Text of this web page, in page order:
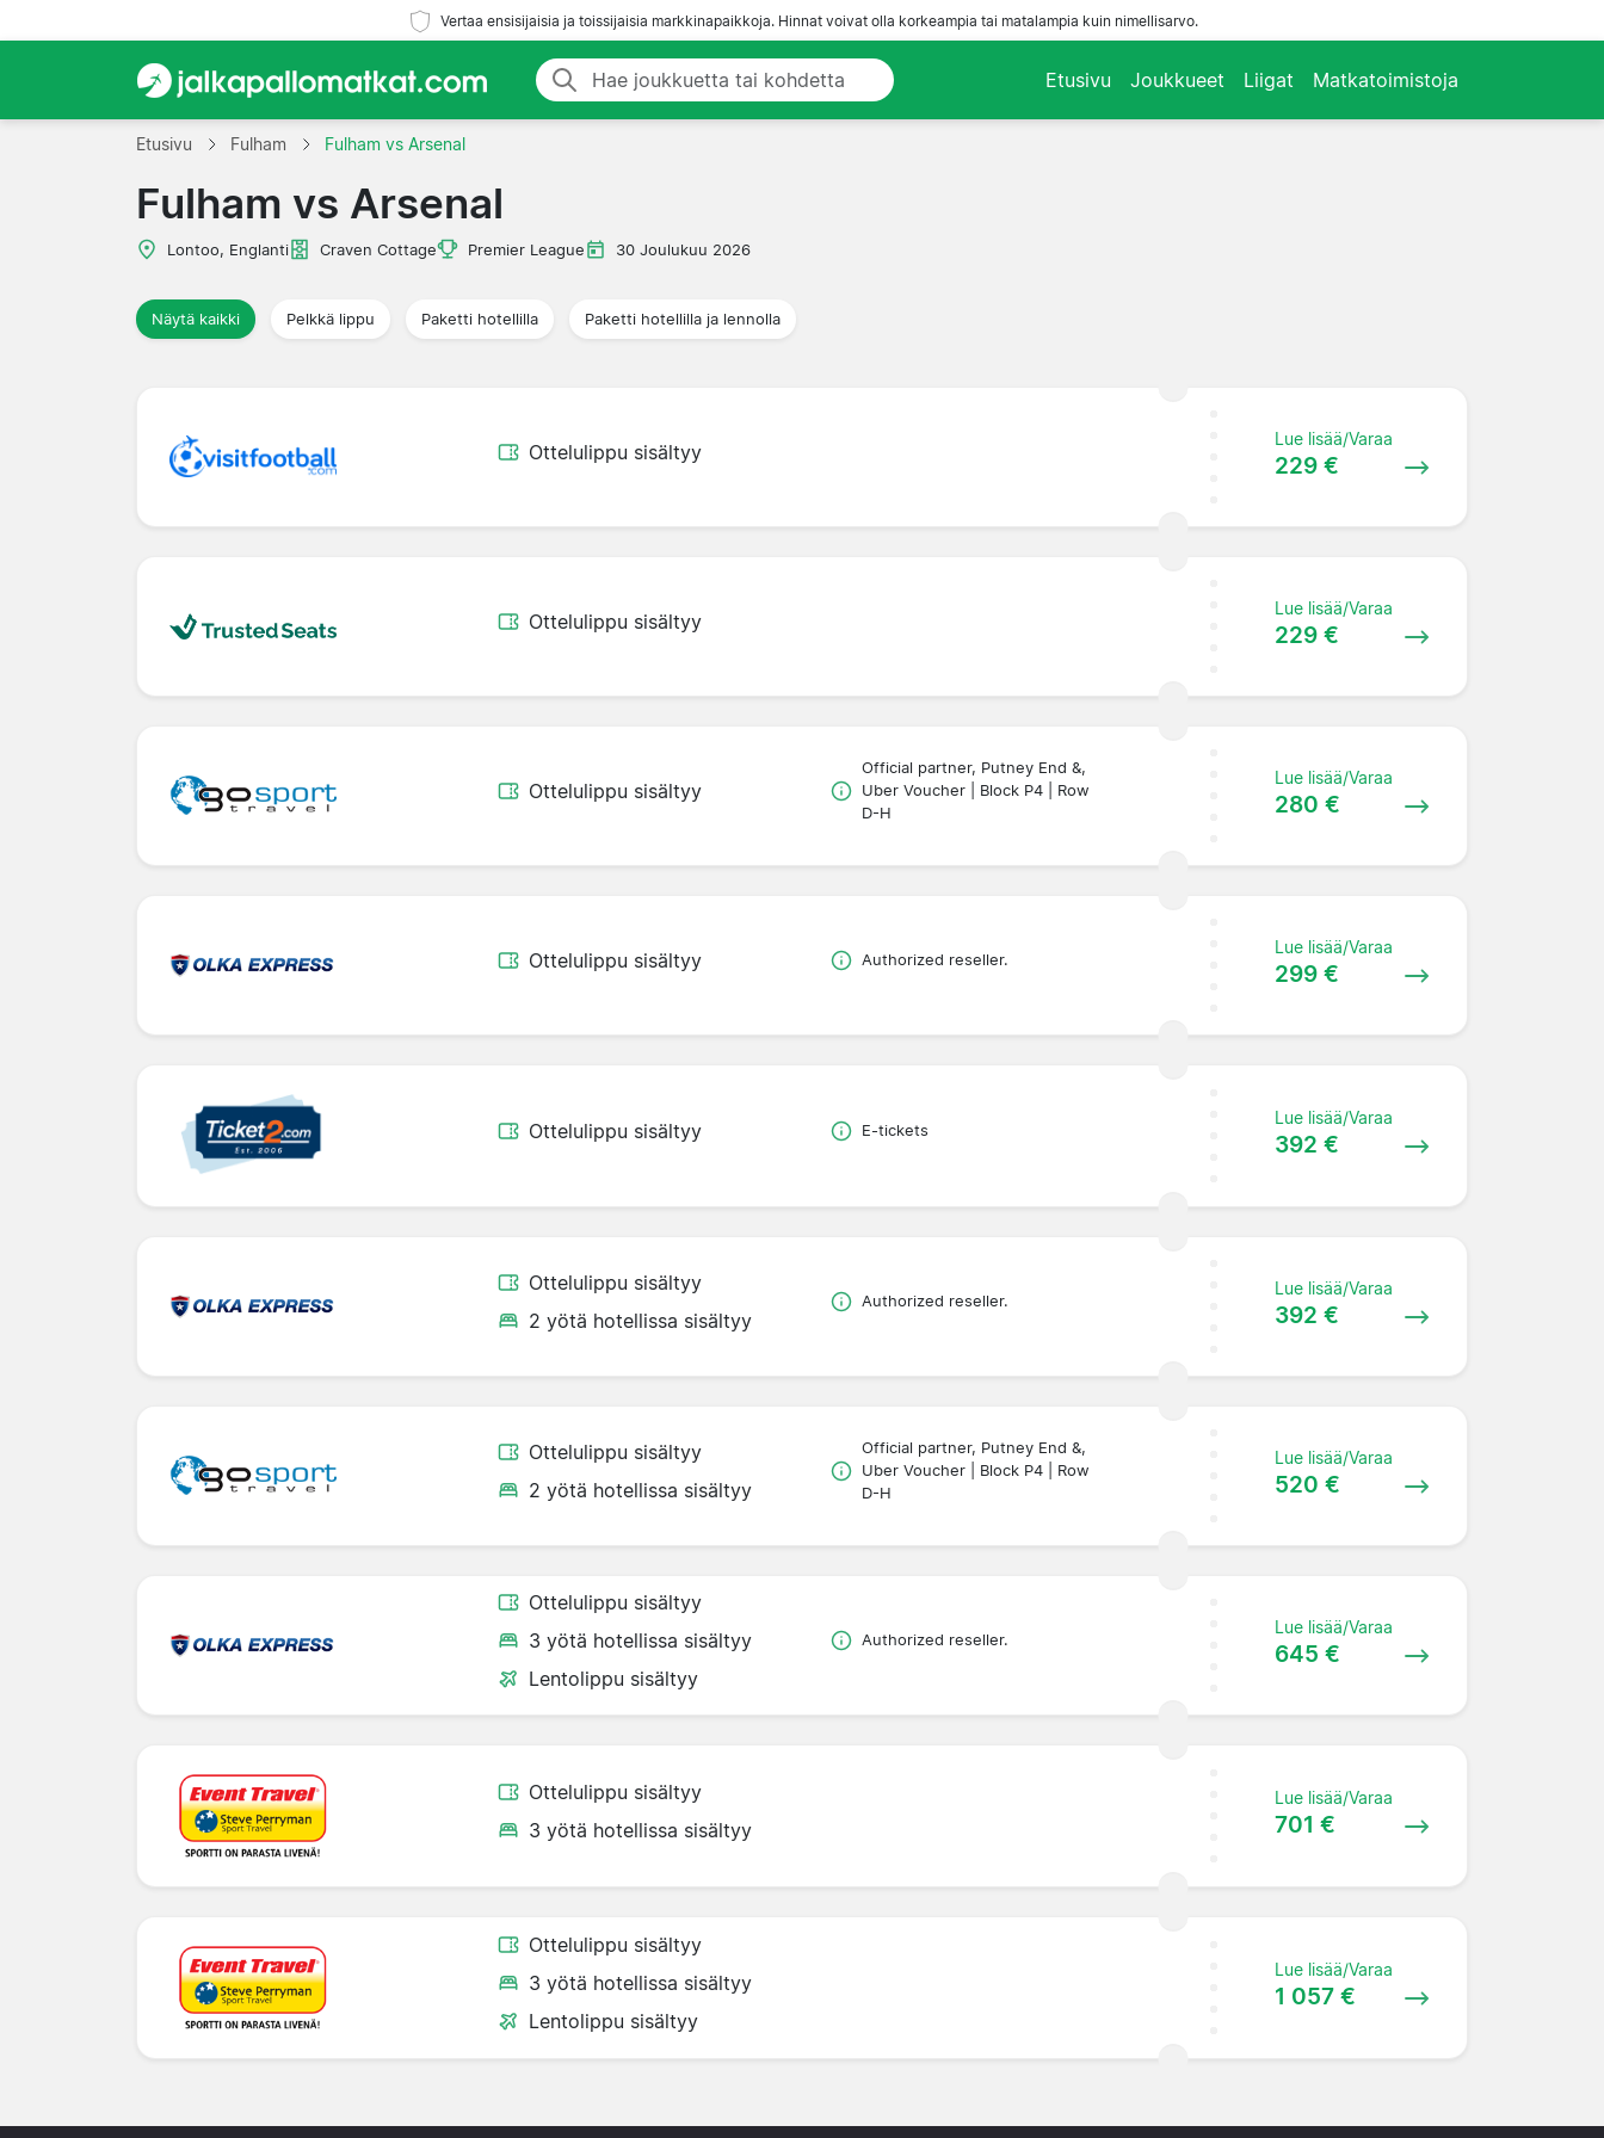
Vertaa ensisijaisia ja toissijaisia markkinapaikkoja. Hinnat voivat olla korkeampia tai matalampia kuin nimellisarvo.
Etusivu Joukkueet Liigat Matkatoimistoja
Etusivu Fulham Fulham vs Arsenal
Fulham vs Arsenal
Lontoo, Englanti Craven Cottage Premier League 30 Joulukuu 2026
Näytä kaikki Pelkkä lippu Paketti hotellilla Paketti hotellilla ja lennolla
Ottelulippu sisältyy
Lue lisää/Varaa
229 €
Ottelulippu sisältyy
Lue lisää/Varaa
229 €
Ottelulippu sisältyy
Official partner, Putney End &,
Uber Voucher | Block P4 | Row
D-H
Lue lisää/Varaa
280 €
Ottelulippu sisältyy Authorized reseller.
Lue lisää/Varaa
299 €
Ottelulippu sisältyy E-tickets
Lue lisää/Varaa
392 €
Ottelulippu sisältyy
2 yötä hotellissa sisältyy
Authorized reseller.
Lue lisää/Varaa
392 €
Ottelulippu sisältyy
2 yötä hotellissa sisältyy
Official partner, Putney End &,
Uber Voucher | Block P4 | Row
D-H
Lue lisää/Varaa
520 €
Ottelulippu sisältyy
3 yötä hotellissa sisältyy
Lentolippu sisältyy
Authorized reseller.
Lue lisää/Varaa
645 €
Ottelulippu sisältyy
3 yötä hotellissa sisältyy
Lue lisää/Varaa
701 €
Ottelulippu sisältyy
3 yötä hotellissa sisältyy
Lentolippu sisältyy
Lue lisää/Varaa
1 057 €